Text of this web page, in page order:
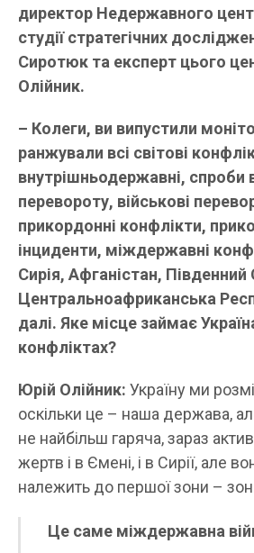
директор Недержавного
студії стратегічних
Сиротюк та експерт цього
Олійник.
– Колеги, ви випустили
ранжували всі світові
внутрішньодержавні, спроби
перевороту, військові
прикордонні конфлікти,
інциденти, міждержавні
Сирія, Афганістан, Південний
Центральноафриканська
далі. Яке місце займає
конфліктах?
Юрій Олійник: Україну ми
оскільки це – наша держава,
не найбільш гаряча, зараз
жертв і в Ємені, і в Сирії, але
належить до першої зони –
Це саме міждержавна